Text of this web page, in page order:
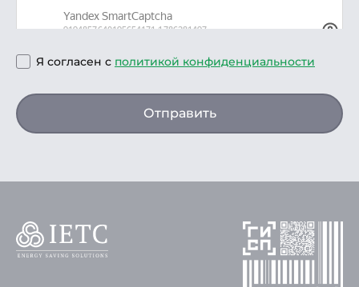
Я согласен с политикой конфиденциальности
Отправить